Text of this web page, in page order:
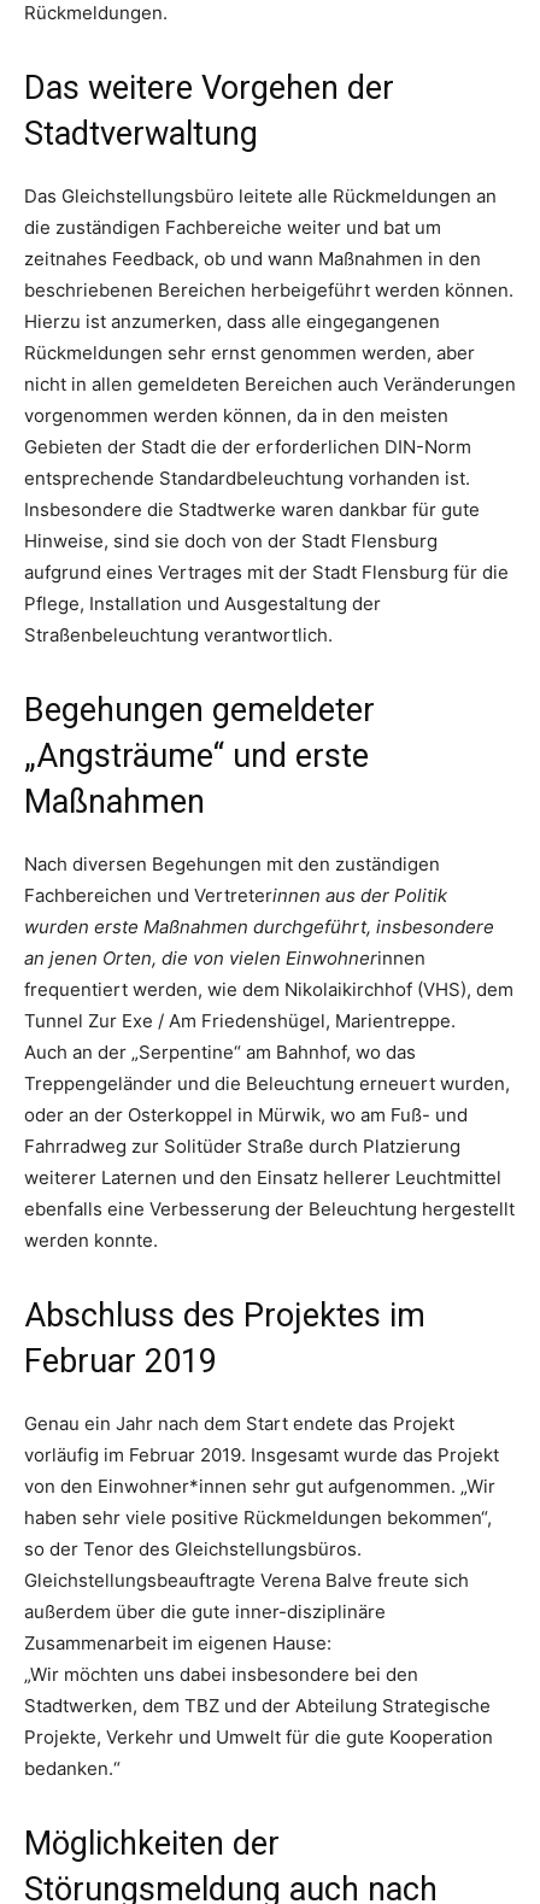
Rückmeldungen.
Das weitere Vorgehen der
Stadtverwaltung
Das Gleichstellungsbüro leitete alle Rückmeldungen an
die zuständigen Fachbereiche weiter und bat um
zeitnahes Feedback, ob und wann Maßnahmen in den
beschriebenen Bereichen herbeigeführt werden können.
Hierzu ist anzumerken, dass alle eingegangenen
Rückmeldungen sehr ernst genommen werden, aber
nicht in allen gemeldeten Bereichen auch Veränderungen
vorgenommen werden können, da in den meisten
Gebieten der Stadt die der erforderlichen DIN-Norm
entsprechende Standardbeleuchtung vorhanden ist.
Insbesondere die Stadtwerke waren dankbar für gute
Hinweise, sind sie doch von der Stadt Flensburg
aufgrund eines Vertrages mit der Stadt Flensburg für die
Pflege, Installation und Ausgestaltung der
Straßenbeleuchtung verantwortlich.
Begehungen gemeldeter
„Angsträume“ und erste
Maßnahmen
Nach diversen Begehungen mit den zuständigen
Fachbereichen und Vertreterinnen aus der Politik
wurden erste Maßnahmen durchgeführt, insbesondere
an jenen Orten, die von vielen Einwohnerinnen
frequentiert werden, wie dem Nikolaikirchhof (VHS), dem
Tunnel Zur Exe / Am Friedenshügel, Marientreppe.
Auch an der „Serpentine“ am Bahnhof, wo das
Treppengeländer und die Beleuchtung erneuert wurden,
oder an der Osterkoppel in Mürwik, wo am Fuß- und
Fahrradweg zur Solitüder Straße durch Platzierung
weiterer Laternen und den Einsatz hellerer Leuchtmittel
ebenfalls eine Verbesserung der Beleuchtung hergestellt
werden konnte.
Abschluss des Projektes im
Februar 2019
Genau ein Jahr nach dem Start endete das Projekt
vorläufig im Februar 2019. Insgesamt wurde das Projekt
von den Einwohner*innen sehr gut aufgenommen. „Wir
haben sehr viele positive Rückmeldungen bekommen“,
so der Tenor des Gleichstellungsbüros.
Gleichstellungsbeauftragte Verena Balve freute sich
außerdem über die gute inner-disziplinäre
Zusammenarbeit im eigenen Hause:
„Wir möchten uns dabei insbesondere bei den
Stadtwerken, dem TBZ und der Abteilung Strategische
Projekte, Verkehr und Umwelt für die gute Kooperation
bedanken.“
Möglichkeiten der
Störungsmeldung auch nach